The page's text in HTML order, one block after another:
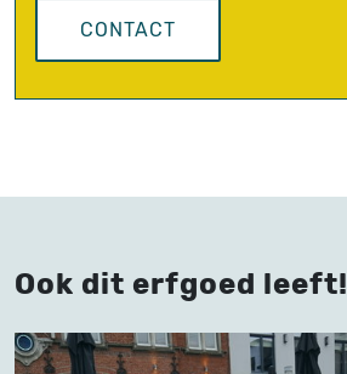
CONTACT
Ook dit erfgoed leeft!